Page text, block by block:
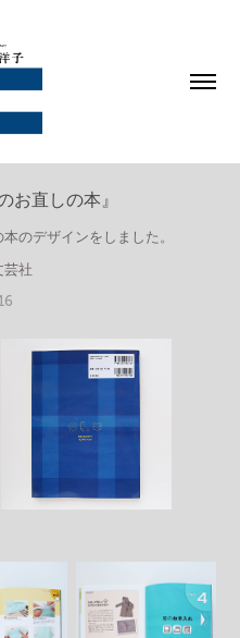
お直しの本』
のデザインをしました。
芸社